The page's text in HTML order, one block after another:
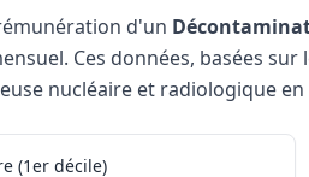
d'un
Ces données, basées
nucléaire et radiologique en
Décontaminateur /
Décontaminateur /
(1er décile)